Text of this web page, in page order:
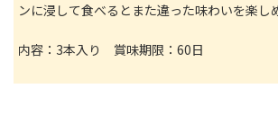
ンに浸して食べるとまた違った味わいを楽し
内容：3本入り 賞味期限：60日